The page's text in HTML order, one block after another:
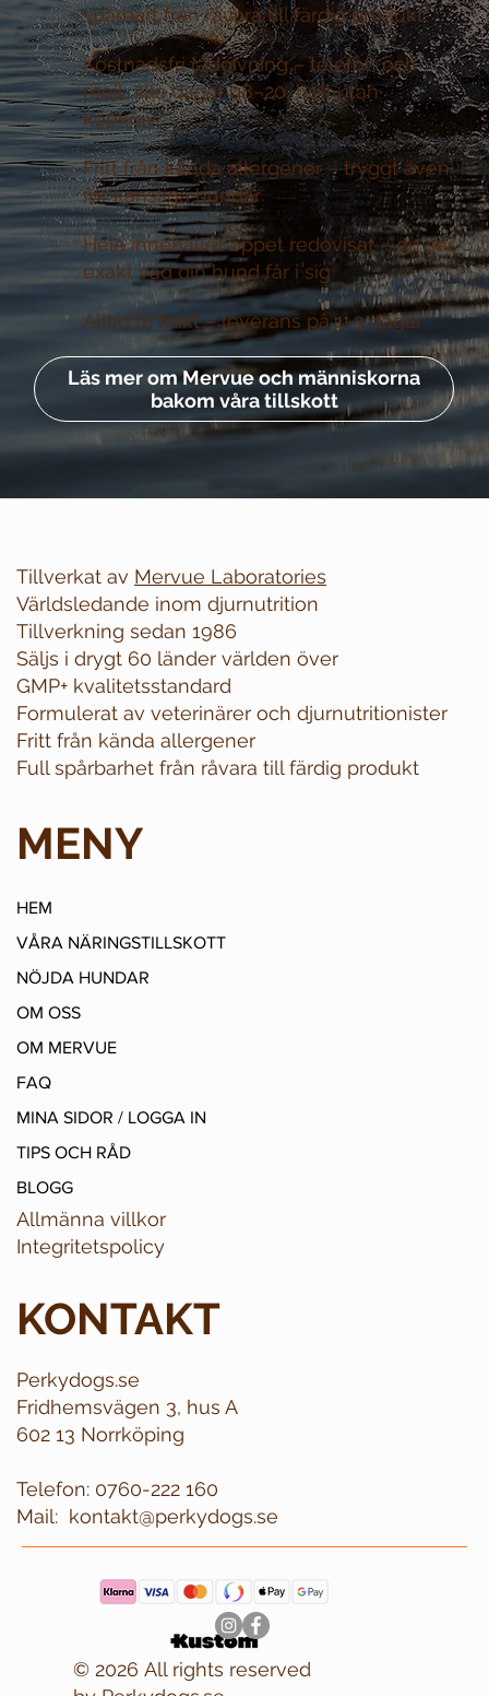
spårbart från råvara till färdig produkt
Kostnadsfri rådgivning –telefon och
mejl, alla dagar 08–20, helt utan
köpkrav
Läs mer om Mervue och människorna
bakom våra tillskott
Fritt från kända allergener –tryggt även
för känsliga hundar
Hela innehållet öppet redovisat –du ser
exakt vad din hund får i sig
Alltid fri frakt –leverans på 1–3 dagar
Tillverkat av Mervue Laboratories
Världsledande inom djurnutrition
Tillverkning sedan 1986
Säljs i drygt 60 länder världen över
GMP+ kvalitetsstandard
Formulerat av veterinärer och djurnutritionister
Fritt från kända allergener
Full spårbarhet från råvara till färdig produkt
MENY
HEM
VÅRA NÄRINGSTILLSKOTT
NÖJDA HUNDAR
OM OSS
OM MERVUE
FAQ
MINA SIDOR / LOGGA IN
TIPS OCH RÅD
BLOGG
Allmänna villkor
Integritetspolicy
KONTAKT
Perkydogs.se
Fridhemsvägen 3, hus A
602 13 Norrköping
Telefon: 0760-222 160
kontakt@perkydogs.se
Mail:
© 2026 All rights reserved